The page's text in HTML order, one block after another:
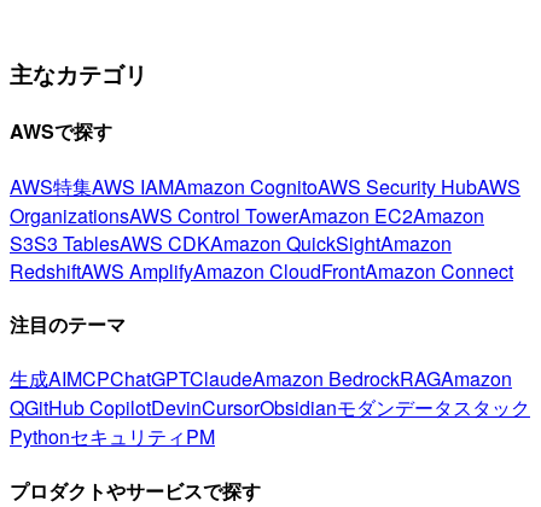
主なカテゴリ
AWSで探す
AWS特集AWS IAMAmazon CognitoAWS Security HubAWS
OrganizationsAWS Control TowerAmazon EC2Amazon
S3S3 TablesAWS CDKAmazon QuickSightAmazon
RedshiftAWS AmplifyAmazon CloudFrontAmazon Connect
注目のテーマ
生成AIMCPChatGPTClaudeAmazon BedrockRAGAmazon
QGitHub CopilotDevinCursorObsidianモダンデータスタック
PythonセキュリティPM
プロダクトやサービスで探す